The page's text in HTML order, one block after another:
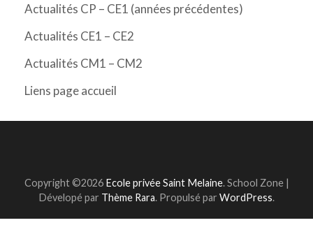
Actualités CP – CE1 (années précédentes)
Actualités CE1 – CE2
Actualités CM1 – CM2
Liens page accueil
Copyright ©2026 Ecole privée Saint Melaine. School Zone |
Dévelopé par Thème Rara. Propulsé par WordPress.